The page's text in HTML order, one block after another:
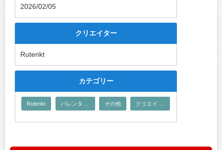
2026/02/05
クリエイター
Rutenkt
カテゴリー
Rutenkt その他